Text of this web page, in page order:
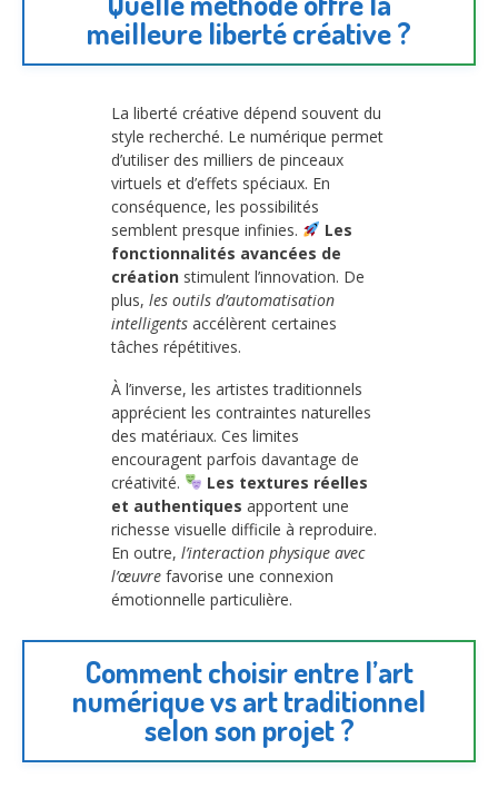
meilleure liberté créative ?
La liberté créative dépend souvent du
style recherché. Le numérique permet
d’utiliser des milliers de pinceaux
virtuels et d’effets spéciaux. En
conséquence, les possibilités
semblent presque infinies.
Les
fonctionnalités avancées de
création stimulent l’innovation. De
plus, les outils d’automatisation
intelligents accélèrent certaines
tâches répétitives.
À l’inverse, les artistes traditionnels
apprécient les contraintes naturelles
des matériaux. Ces limites
encouragent parfois davantage de
créativité.
Les textures réelles
et authentiques apportent une
richesse visuelle difficile à reproduire.
En outre, l’interaction physique avec
l’œuvre favorise une connexion
émotionnelle particulière.
Comment choisir entre l’art
numérique vs art traditionnel
selon son projet ?